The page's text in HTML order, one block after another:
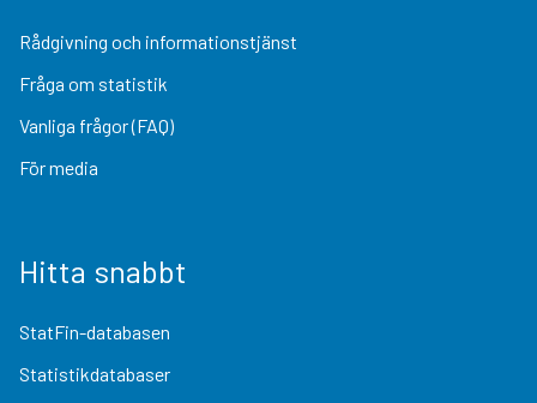
Rådgivning och informationstjänst
Fråga om statistik
Vanliga frågor (FAQ)
För media
Hitta snabbt
StatFin-databasen
Statistikdatabaser